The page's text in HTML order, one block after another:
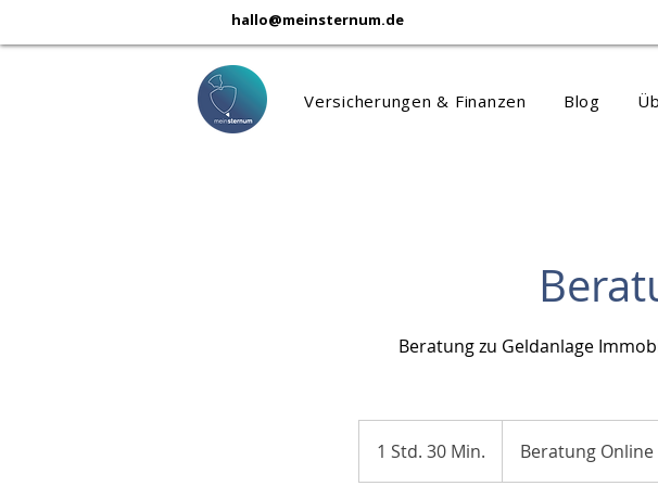
hallo@meinsternum.de
Versicherungen & Finanzen Blog
Beratung zu Geldanlage
1 Std. 30 Min.
S
Beratung